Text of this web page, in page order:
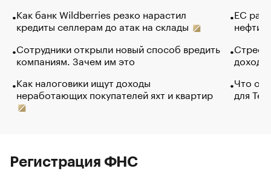
Как банк Wildberries резко нарастил
кредиты селлерам до атак на склады
Сотрудники открыли новый способ вредить
компаниям. Зачем им это
Как налоговики ищут доходы
неработающих покупателей яхт и квартир
ЕС
нефти
Что
для
Регистрация ФНС